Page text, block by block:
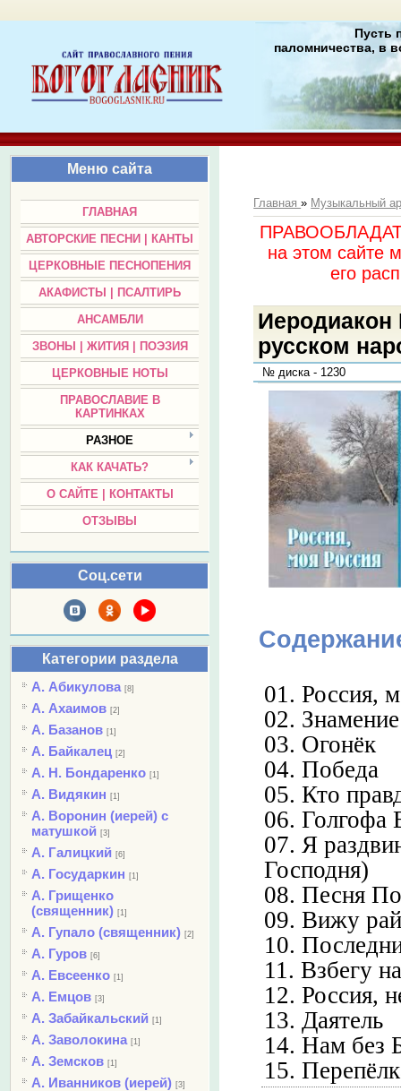
Пусть
паломничества, в
Меню сайта
ГЛАВНАЯ
АВТОРСКИЕ ПЕСНИ | КАНТЫ
ЦЕРКОВНЫЕ ПЕСНОПЕНИЯ
АКАФИСТЫ | ПСАЛТИРЬ
АНСАМБЛИ
ЗВОНЫ | ЖИТИЯ | ПОЭЗИЯ
ЦЕРКОВНЫЕ НОТЫ
ПРАВОСЛАВИЕ В
КАРТИНКАХ
РАЗНОЕ
КАК КАЧАТЬ?
О САЙТЕ | КОНТАКТЫ
ОТЗЫВЫ
Соц.сети
Категории раздела
А. Абикулова [8]
А. Ахаимов [2]
А. Базанов [1]
А. Байкалец [2]
А. Н. Бондаренко [1]
А. Видякин [1]
А. Воронин (иерей) с
матушкой [3]
А. Галицкий [6]
А. Государкин [1]
А. Грищенко
(священник) [1]
А. Гупало (священник) [2]
А. Гуров [6]
А. Евсеенко [1]
А. Емцов [3]
А. Забайкальский [1]
А. Заволокина [1]
А. Земсков [1]
А. Иванников (иерей) [3]
Главная» Музыкальный
на этом сайте
его
русском
№ диска - 1230
01. Россия,
02.
03. Огонёк
04. Победа
05. Кто
06. Голгофа
07. Я
Господня)
08. Песня
09. Вижу
10.
11. Взбегу
12. Россия,
13. Даятель
14. Нам без
15.